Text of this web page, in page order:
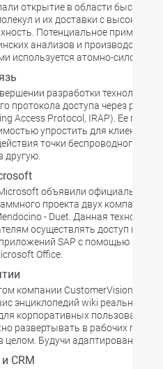
открытие в области быстрого
и их доставки с высокой
Потенциальное
анализов и производство.
используется атомно-силовой
разработки технологии
протокола доступа через
Access Protocol, IRAP). Ее
упростить для клиента
точки беспроводного
другую.
объявили официальное
проекта двух компаний
- Duet. Данная
осуществлять доступ к
SAP с помощью
Office.
компании CustomerVision стал
энциклопедий wiki реального
корпоративных пользователей.
развертывать в рабочих
Будучи адаптированной
CRM